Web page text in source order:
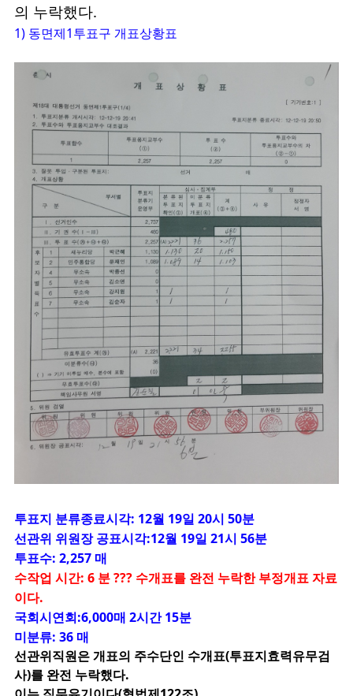
의 누락했다.
1) 동면제1투표구 개표상황표
투표지 분류종료시각: 12월 19일 20시 50분
선관위 위원장 공표시각:12월 19일 21시 56분
투표수: 2,257 매
수작업 시간: 6 분 ??? 수개표를 완전 누락한 부정개표 자료
이다.
국회시연회:6,000매 2시간 15분
미분류: 36 매
선관위직원은 개표의 주수단인 수개표(투표지효력유무검
사)를 완전 누락했다.